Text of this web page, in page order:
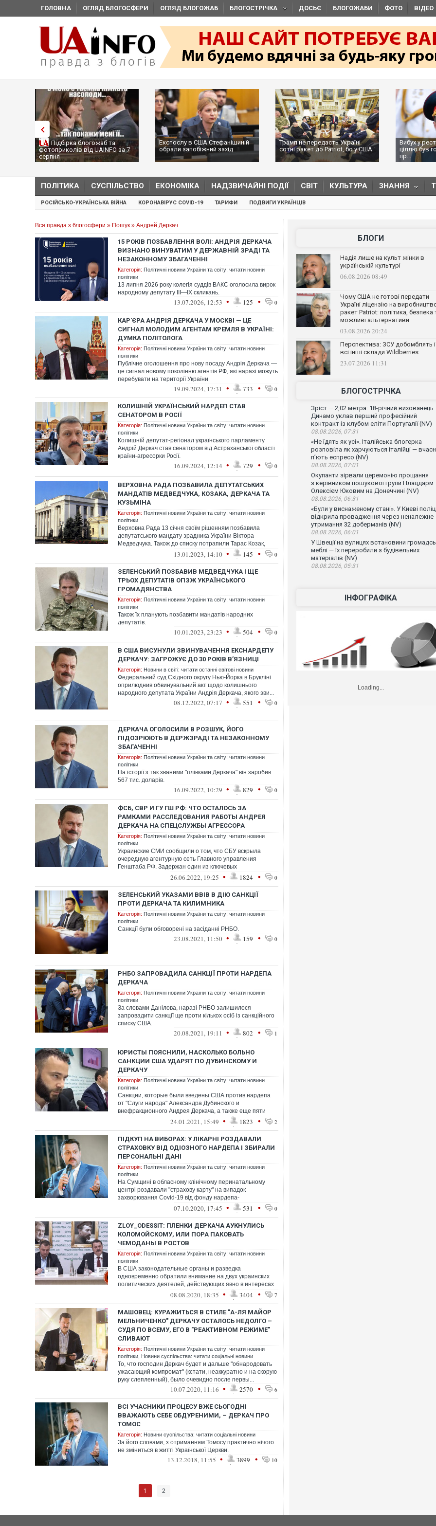
ГОЛОВНА ОГЛЯД БЛОГОСФЕРИ ОГЛЯД БЛОГОЖАБ БЛОГОСТРІЧКА ДОСЬЄ БЛОГОЖАБИ ФОТО ВІДЕО
Підбірка блогожаб та
фотоприколів від UAINFO за 7
серпня
Експослу в США Стефанішиній
обрали запобіжний захід
Трамп не передасть Україні
сотні ракет до Patriot, бо у США
...
Вибух у
ціллю був
пр...
ПОЛІТИКА СУСПІЛЬСТВО ЕКОНОМІКА НАДЗВИЧАЙНІ ПОДІЇ СВІТ КУЛЬТУРА ЗНАННЯ
РОСІЙСЬКО-УКРАЇНСЬКА ВІЙНА КОРОНАВІРУС COVID-19 ТАРИФИ ПОДВИГИ УКРАЇНЦІВ
Вся правда з блогосфери » Пошук » Андрей Деркач
15 РОКІВ ПОЗБАВЛЕННЯ ВОЛІ: АНДРІЯ ДЕРКАЧА
ВИЗНАНО ВИНУВАТИМ У ДЕРЖАВНІЙ ЗРАДІ ТА
НЕЗАКОННОМУ ЗБАГАЧЕННІ
Категорія: Політичні новини України та світу: читати новини
політики
13 липня 2026 року колегія суддів ВАКС оголосила вирок
народному депутату III—IX скликань.
13.07.2026, 12:53 • 125 • 0
КАР'ЄРА АНДРІЯ ДЕРКАЧА У МОСКВІ — ЦЕ
СИГНАЛ МОЛОДИМ АГЕНТАМ КРЕМЛЯ В УКРАЇНІ:
ДУМКА ПОЛІТОЛОГА
Категорія: Політичні новини України та світу: читати новини
політики
Публічне оголошення про нову посаду Андрія Деркача —
це сигнал новому поколінню агентів РФ, які наразі можуть
перебувати на території України
19.09.2024, 17:31 • 733 • 0
КОЛИШНІЙ УКРАЇНСЬКИЙ НАРДЕП СТАВ
СЕНАТОРОМ В РОСІЇ
Категорія: Політичні новини України та світу: читати новини
політики
Колишній депутат-регіонал українського парламенту
Андрій Деркач став сенатором від Астраханської області
країни-агресорки Росії.
16.09.2024, 12:14 • 729 • 0
ВЕРХОВНА РАДА ПОЗБАВИЛА ДЕПУТАТСЬКИХ
МАНДАТІВ МЕДВЕДЧУКА, КОЗАКА, ДЕРКАЧА ТА
КУЗЬМІНА
Категорія: Політичні новини України та світу: читати новини
політики
Верховна Рада 13 січня своїм рішенням позбавила
депутатського мандату зрадника України Віктора
Медведчука. Також до списку потрапили Тарас Козак,
13.01.2023, 14:10 • 145 • 0
ЗЕЛЕНСЬКИЙ ПОЗБАВИВ МЕДВЕДЧУКА І ЩЕ
ТРЬОХ ДЕПУТАТІВ ОПЗЖ УКРАЇНСЬКОГО
ГРОМАДЯНСТВА
Категорія: Політичні новини України та світу: читати новини
політики
Також їх планують позбавити мандатів народних
депутатів.
10.01.2023, 23:23 • 504 • 0
В США ВИСУНУЛИ ЗВИНУВАЧЕННЯ ЕКСНАРДЕПУ
ДЕРКАЧУ: ЗАГРОЖУЄ ДО 30 РОКІВ В’ЯЗНИЦІ
Категорія: Новини в світі: читати останні світові новини
Федеральний суд Східного округу Нью-Йорка в Брукліні
оприлюднив обвинувальний акт щодо колишнього
народного депутата України Андрія Деркача, якого зви...
08.12.2022, 07:17 • 551 • 0
ДЕРКАЧА ОГОЛОСИЛИ В РОЗШУК, ЙОГО
ПІДОЗРЮЮТЬ В ДЕРЖЗРАДІ ТА НЕЗАКОННОМУ
ЗБАГАЧЕННІ
Категорія: Політичні новини України та світу: читати новини
політики
На історії з так званими "плівками Деркача" він заробив
567 тис. доларів.
16.09.2022, 10:29 • 829 • 0
ФСБ, СВР И ГУ ГШ РФ: ЧТО ОСТАЛОСЬ ЗА
РАМКАМИ РАССЛЕДОВАНИЯ РАБОТЫ АНДРЕЯ
ДЕРКАЧА НА СПЕЦСЛУЖБЫ АГРЕССОРА
Категорія: Політичні новини України та світу: читати новини
політики
Украинские СМИ сообщили о том, что СБУ вскрыла
очередную агентурную сеть Главного управления
Генштаба РФ. Задержан один из ключевых
представителей сет...26.06.2022, 19:25 • 1824 • 0
ЗЕЛЕНСЬКИЙ УКАЗАМИ ВВІВ В ДІЮ САНКЦІЇ
ПРОТИ ДЕРКАЧА ТА КИЛИМНИКА
Категорія: Політичні новини України та світу: читати новини
політики
Санкції були обговорені на засіданні РНБО.
23.08.2021, 11:50 • 159 • 0
РНБО ЗАПРОВАДИЛА САНКЦІЇ ПРОТИ НАРДЕПА
ДЕРКАЧА
Категорія: Політичні новини України та світу: читати новини
політики
За словами Данілова, наразі РНБО залишилося
запровадити санкції ще проти кількох осіб із санкційного
списку США.
20.08.2021, 19:11 • 802 • 1
ЮРИСТЫ ПОЯСНИЛИ, НАСКОЛЬКО БОЛЬНО
САНКЦИИ США УДАРЯТ ПО ДУБИНСКОМУ И
ДЕРКАЧУ
Категорія: Політичні новини України та світу: читати новини
політики
Санкции, которые были введены США против нардепа
от "Слуги народа" Александра Дубинского и
внефракционного Андрея Деркача, а также еще пяти
24.01.2021, 15:49 • 1823 • 2
ПІДКУП НА ВИБОРАХ: У ЛІКАРНІ РОЗДАВАЛИ
СТРАХОВКУ ВІД ОДІОЗНОГО НАРДЕПА І ЗБИРАЛИ
ПЕРСОНАЛЬНІ ДАНІ
Категорія: Політичні новини України та світу: читати новини
політики
На Сумщині в обласному клінічному перинатальному
центрі роздавали "страхову карту" на випадок
захворювання Covid-19 від фонду нардепа-
07.10.2020, 17:45 • 531 • 0
ZLOY_ODESSIT: ПЛЕНКИ ДЕРКАЧА АУКНУЛИСЬ
КОЛОМОЙСКОМУ, ИЛИ ПОРА ПАКОВАТЬ
ЧЕМОДАНЫ В РОСТОВ
Категорія: Політичні новини України та світу: читати новини
політики
В США законодательные органы и разведка
одновременно обратили внимание на двух украинских
политических деятелей, действующих явно в интересах
08.08.2020, 18:35 • 3404 • 7
МАШОВЕЦ: КУРАЖИТЬСЯ В СТИЛЕ "А-ЛЯ МАЙОР
МЕЛЬНИЧЕНКО" ДЕРКАЧУ ОСТАЛОСЬ НЕДОЛГО –
СУДЯ ПО ВСЕМУ, ЕГО В "РЕАКТИВНОМ РЕЖИМЕ"
СЛИВАЮТ
Категорія: Політичні новини України та світу: читати новини
політики Новини суспільства: читати соціальні новини
То, что господин Деркач будет и дальше "обнародовать
ужасающий компромат" (кстати, неаккуратно и на скорую
руку слепленный), было очевидно после первы...
10.07.2020, 11:16 • 2570 • 6
ВСІ УЧАСНИКИ ПРОЦЕСУ ВЖЕ СЬОГОДНІ
ВВАЖАЮТЬ СЕБЕ ОБДУРЕНИМИ, – ДЕРКАЧ ПРО
ТОМОС
Категорія: Новини суспільства: читати соціальні новини
За його словами, з отриманням Томосу практично нічого
не зміниться в житті Української Церкви.
13.12.2018, 11:55 • 3899 • 10
1 2
БЛОГИ
Надія лише на культ жінки в
українській культурі
06.08.2026 08:49
Чому США не готові передати
Україні ліцензію на
ракет Patriot: політика, безпека
можливі альтернативи
03.08.2026 20:24
Перспектива: ЗСУ добомблять і
всі інші склади Wildberries
23.07.2026 11:31
БЛОГОСТРІЧКА
Зріст — 2,02 метра: 18-річний вихованець
Динамо уклав перший професійний
контракт із клубом еліти Португалії (NV)
08.08.2026, 07:31
«Не їдять як усі». Італійська блогерка
розповіла як харчуються італійці —
п’ють еспресо (NV)
08.08.2026, 07:01
Окупанти зірвали церемонію прощання
з керівником пошукової групи Плацдарм
Олексієм Юковим на Донеччині (NV)
08.08.2026, 06:31
«Були у виснаженому стані». У Києві
відкрила провадження через неналежне
утримання 32 доберманів (NV)
08.08.2026, 06:01
У Швеції на вулицях встановини
меблі — їх переробили з будівельних
матеріалів (NV)
08.08.2026, 05:31
ІНФОГРАФІКА
Loading...
Ворог завдав комбінованого
двоє поранених. Ще
після атаки БПЛА по ринку на
Вже вивели на тести: Ferrari